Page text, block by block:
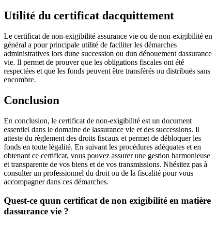
Utilité du certificat dacquittement
Le certificat de non-exigibilité assurance vie ou de non-exigibilité en
général a pour principale utilité de faciliter les démarches
administratives lors dune succession ou dun dénouement dassurance
vie. Il permet de prouver que les obligations fiscales ont été
respectées et que les fonds peuvent être transférés ou distribués sans
encombre.
Conclusion
En conclusion, le certificat de non-exigibilité est un document
essentiel dans le domaine de lassurance vie et des successions. Il
atteste du règlement des droits fiscaux et permet de débloquer les
fonds en toute légalité. En suivant les procédures adéquates et en
obtenant ce certificat, vous pouvez assurer une gestion harmonieuse
et transparente de vos biens et de vos transmissions. Nhésitez pas à
consulter un professionnel du droit ou de la fiscalité pour vous
accompagner dans ces démarches.
Quest-ce quun certificat de non exigibilité en matière
dassurance vie ?